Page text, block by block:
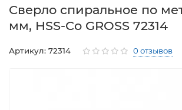
Сверло спиральное по
мм, HSS-Co GROSS 72314
Артикул: 72314 0 отзывов